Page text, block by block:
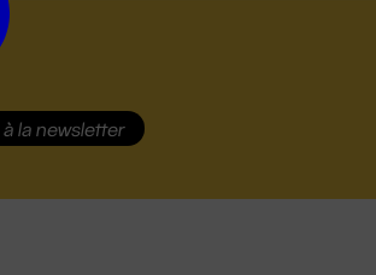
à la newsletter